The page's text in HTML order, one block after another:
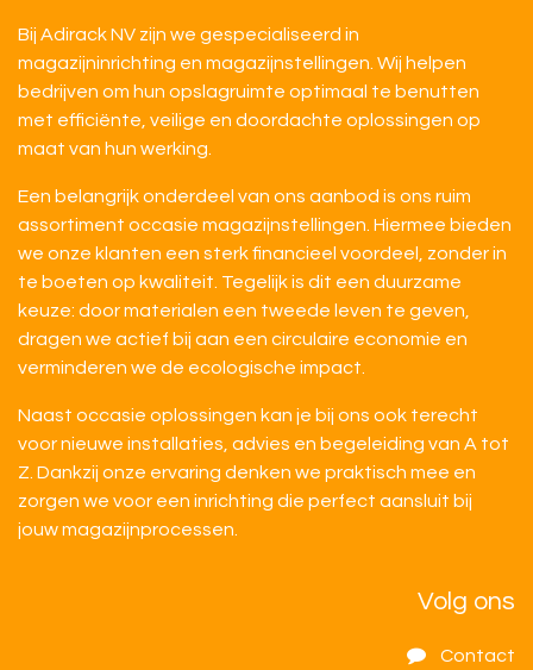
Bij Adirack NV zijn we gespecialiseerd in
magazijninrichting en magazijnstellingen. Wij helpen
bedrijven om hun opslagruimte optimaal te benutten
met efficiënte, veilige en doordachte oplossingen op
maat van hun werking.
Een belangrijk onderdeel van ons aanbod is ons ruim
assortiment occasie magazijnstellingen. Hiermee bieden
we onze klanten een sterk financieel voordeel, zonder in
te boeten op kwaliteit. Tegelijk is dit een duurzame
keuze: door materialen een tweede leven te geven,
dragen we actief bij aan een circulaire economie en
verminderen we de ecologische impact.
Naast occasie oplossingen kan je bij ons ook terecht
voor nieuwe installaties, advies en begeleiding van A tot
Z. Dankzij onze ervaring denken we praktisch mee en
zorgen we voor een inrichting die perfect aansluit bij
jouw magazijnprocessen.
Volg ons
Contact